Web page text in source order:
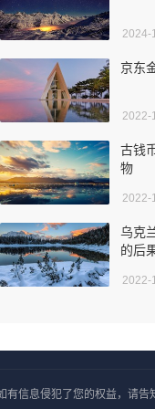
2024-
京东
2022-
古钱
物
2022-
乌克
的后
2022-
信息侵犯了您的权益，请